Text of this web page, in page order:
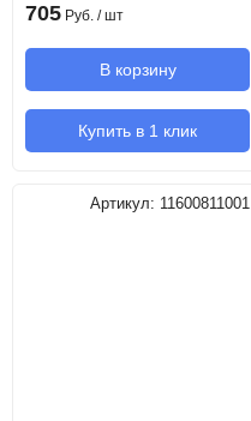
705 Руб. / шт
В корзину
Купить в 1 клик
Артикул: 11600811001